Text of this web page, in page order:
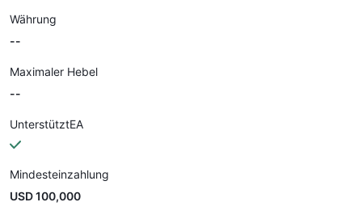
Währung
--
Maximaler Hebel
--
UnterstütztEA
Mindesteinzahlung
USD 100,000